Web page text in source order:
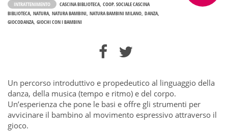
INTRATTENIMENTO CASCINA BIBLIOTECA COOP. SOCIALE CASCINA
BIBLIOTECA NATURA NATURA BAMBINI NATURA BAMBINI MILANO DANZA
GIOCODANZA GIOCHI CON I BAMBINI
Un percorso introduttivo e propedeutico al linguaggio della
danza, della musica (tempo e ritmo) e del corpo.
Un’esperienza che pone le basi e offre gli strumenti per
avvicinare il bambino al movimento espressivo attraverso il
gioco.